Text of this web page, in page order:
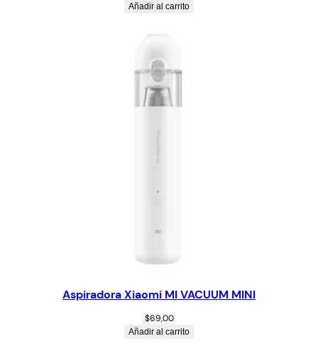
Añadir al carrito
Aspiradora Xiaomi MI VACUUM MINI
$69,00
Añadir al carrito